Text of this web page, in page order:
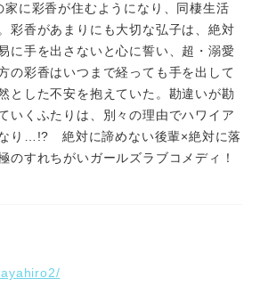
に彩香が住むようになり、同棲生活
彩香があまりにも大切な弘子は、絶対
に手を出さないと心に誓い、超・溺愛
の彩香はいつまで経っても手を出して
とした不安を抱えていた。勘違いが勘
いくふたりは、別々の理由でハワイア
り…!? 絶対に諦めない後輩×絶対に落
のすれちがいガールズラブコメディ！